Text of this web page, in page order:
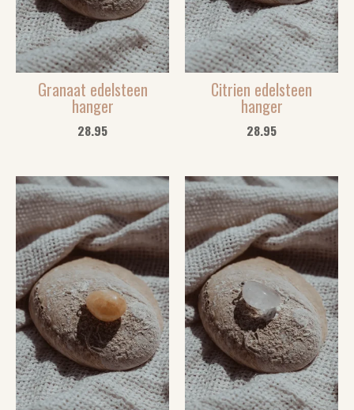
Granaat edelsteen
hanger
28.95
Citrien edelsteen
hanger
28.95